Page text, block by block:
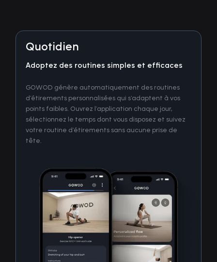
Quotidien
Adoptez des routines simples et efficaces
GOWOD génère automatiquement des routines
d’étirements personnalisées qui s’adaptent à vos
points faibles. Ouvrez l’application chaque jour,
sélectionnez le temps dont vous disposez et suivez
votre routine d’étirements sans aucune prise de
tête.